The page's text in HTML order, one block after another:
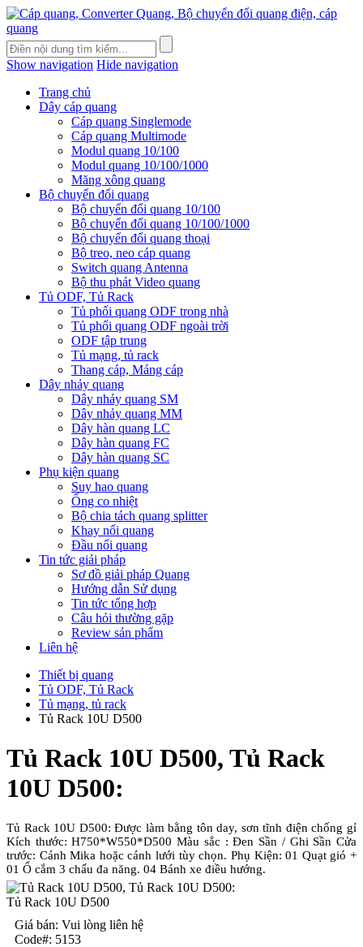
Show navigation Hide navigation
Trang chủ
Dây cáp quang
Cáp quang Singlemode
Cáp quang Multimode
Modul quang 10/100
Modul quang 10/100/1000
Măng xông quang
Bộ chuyển đổi quang
Bộ chuyển đổi quang 10/100
Bộ chuyển đổi quang 10/100/1000
Bộ chuyển đổi quang thoại
Bộ treo, neo cáp quang
Switch quang Antenna
Bộ thu phát Video quang
Tủ ODF, Tủ Rack
Tủ phối quang ODF trong nhà
Tủ phối quang ODF ngoài trời
ODF tập trung
Tủ mạng, tủ rack
Thang cáp, Máng cáp
Dây nhảy quang
Dây nhảy quang SM
Dây nhảy quang MM
Dây hàn quang LC
Dây hàn quang FC
Dây hàn quang SC
Phụ kiện quang
Suy hao quang
Ống co nhiệt
Bộ chia tách quang splitter
Khay nối quang
Đầu nối quang
Tin tức giải pháp
Sơ đồ giải pháp Quang
Hướng dẫn Sử dụng
Tin tức tổng hợp
Câu hỏi thường gặp
Review sản phẩm
Liên hệ
Thiết bị quang
Tủ ODF, Tủ Rack
Tủ mạng, tủ rack
Tủ Rack 10U D500
Tủ Rack 10U D500, Tủ Rack
10U D500:
Tủ Rack 10U D500: Được làm bằng tôn day, sơn tĩnh điện chống gỉ
Kích thước: H750*W550*D500 Màu sắc : Đen Sần / Ghi Sần Cửa
trước: Cánh Mika hoặc cánh lưới tùy chọn. Phụ Kiện: 01 Quạt gió +
01 Ổ cắm 3 chấu đa năng. 04 Bánh xe điều hướng.
Tủ Rack 10U D500
Giá bán: Vui lòng liên hệ
Code#: 5153